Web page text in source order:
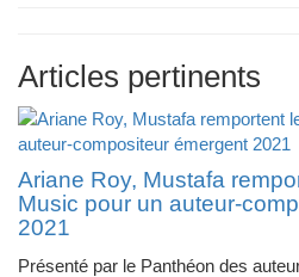
Articles pertinents
Ariane Roy, Mustafa
Music pour un auteur-
2021
Présenté par le Panthéon des